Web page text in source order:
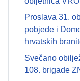
Proslava 31.
pobjede i
hrvatskih
Svečano
108. brigade